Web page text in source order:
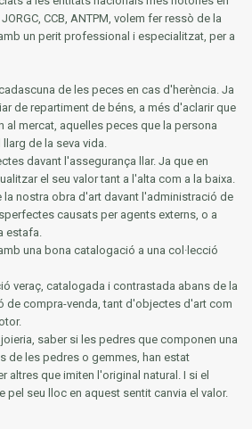
CCB, ANTPM, volem fer ressò de la
un perit professional i especialitzat, per a
de les peces en cas d'herència. Ja
de repartiment de béns, a més d'aclarir que
al mercat, aquelles peces que la persona
de la seva vida.
davant l'assegurança llar. Ja que en
el seu valor tant a l'alta com a la baixa.
la nostra obra d'art davant l'administració de
causats per agents externs, o a
estafa.
una bona catalogació a una col·lecció
veraç, catalogada i contrastada abans de la
de compra-venda, tant d'objectes d'art com
saber si les pedres que componen una
de les pedres o gemmes, han estat
altres que imiten l'original natural. I si el
pel seu lloc en aquest sentit canvia el valor.